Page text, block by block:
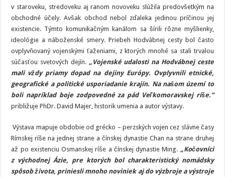
v staroveku, stredoveku aj ranom novoveku slúžila predovšetkým na
obchodné účely. Avšak obchod nebol zďaleka jedinou príčinou jej
existencie. Týmto komunikačným kanálom sa šírili rôzne myšlienky,
ideológie a náboženské smery. Priebeh Hodvábnej cesty bol často
ovplyvňovaný vojenskými ťaženiami, z ktorých mnohé sa stali trvalou
súčasťou svetových dejín. „Vojenské udalosti na Hodvábnej ceste
mali vždy priamy dopad na dejiny Európy. Ovplyvnili etnické,
geografické a politické usporiadanie krajín. Na našom území to
boli napríklad boje zodpovedné za pád Veľkomoravskej ríše.“
približuje PhDr. David Majer, historik umenia a autor výstavy.
Výstava mapuje obdobie od grécko – perzských vojen cez slávne časy
Rímskej ríše na jednej strane a čínskej dynastie Chan na strane druhej
až po existenciu Osmanskej ríše a čínskej dynastie Ming. „Kočovníci
z východnej Ázie, pre ktorých bol charakteristický nomádsky
spôsob života, priniesli mnoho noviniek aj do výzbroje a výstroje